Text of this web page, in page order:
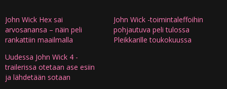
John Wick Hex sai
arvosanansa – näin peli
rankattiin maailmalla
John Wick -toimintaleffoihin
pohjautuva peli tulossa
Pleikkarille toukokuussa
Uudessa John Wick 4 -
trailerissa otetaan ase esiin
ja lähdetään sotaan